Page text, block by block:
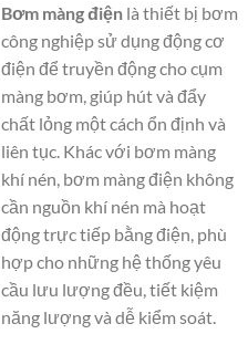
Bơm màng điệnlà thiết bị bơm
công nghiệp sử dụng động cơ
điện để truyền động cho cụm
màng bơm, giúp hút và đẩy
chất lỏng một cách ổn định và
liên tục. Khác với bơm màng
khí nén, bơm màng điện không
cần nguồn khí nén mà hoạt
động trực tiếp bằng điện, phù
hợp cho những hệ thống yêu
cầu lưu lượng đều, tiết kiệm
năng lượng và dễ kiểm soát.